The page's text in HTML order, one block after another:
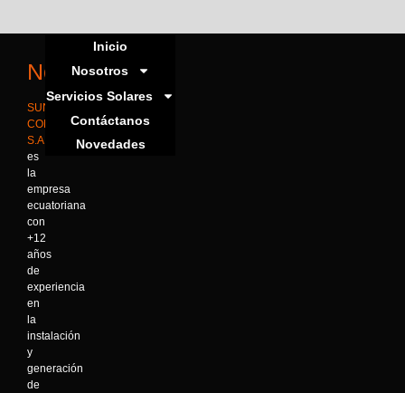
Nosotros
SUN
CONSERVATION
S.A.
es
la
empresa
ecuatoriana
con
+12
años
de
experiencia
en
la
instalación
y
generación
de
Inicio
Nosotros
Servicios Solares
Contáctanos
Novedades